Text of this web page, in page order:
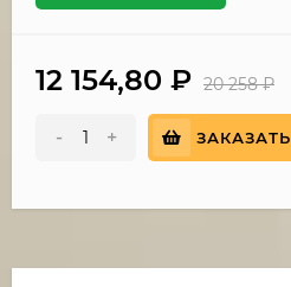
12 154,80 ₽ 20 258₽
- + ЗАКАЗАТЬ